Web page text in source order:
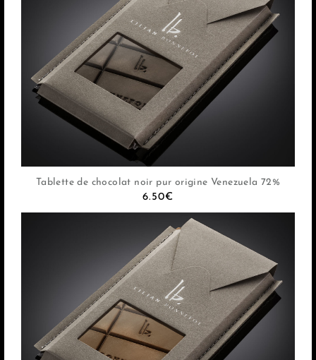
Tablette de chocolat noir pur origine Venezuela 72%
6.50€